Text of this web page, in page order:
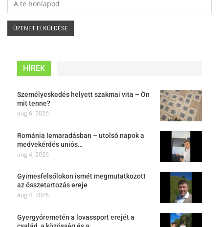
HÍREK
Személyeskedés helyett szakmai vita – Ön
mit tenne?
aug 6, 2026
Románia lemaradásban – utolsó napok a
medvekérdés uniós…
aug 4, 2026
Gyimesfelsőlokon ismét megmutatkozott
az összetartozás ereje
aug 4, 2026
Gyergyóremetén a lovassport erejét a